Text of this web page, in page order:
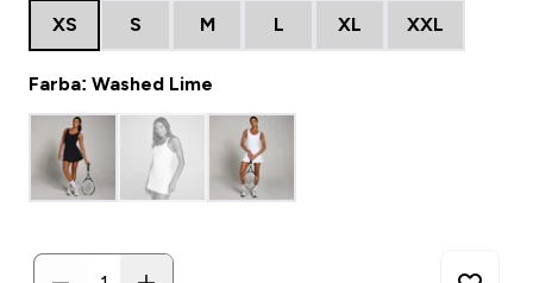
XS S M L XL XXL
Farba: Washed Lime